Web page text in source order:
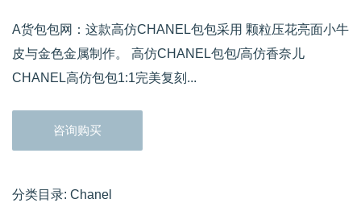
A货包包网：这款高仿CHANEL包包采用 颗粒压花亮面小牛
皮与金色金属制作。 高仿CHANEL包包/高仿香奈儿
CHANEL高仿包包1:1完美复刻...
咨询购买
分类目录: Chanel